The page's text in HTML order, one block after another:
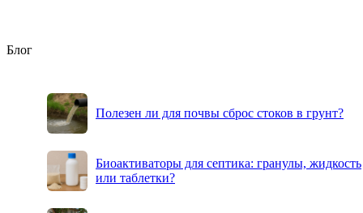
Блог
Полезен ли для почвы сброс стоков в грунт?
Биоактиваторы для септика: гранулы, жидкость
или таблетки?